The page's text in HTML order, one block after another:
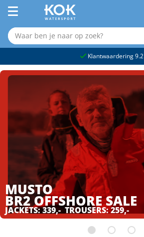
Klantwaardering 9.2
MUSTO
BR2 OFFSHORESALE
JACKETS: 339,- TROUSERS: 259,-